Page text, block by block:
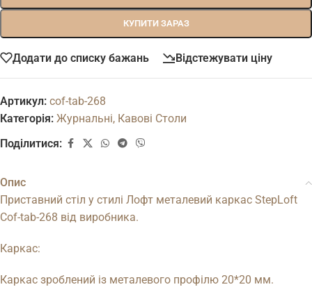
КУПИТИ ЗАРАЗ
Додати до списку бажань Відстежувати ціну
Артикул: cof-tab-268
Категорія: Журнальні, Кавові Столи
Поділитися:
Опис
Приставний стіл у стилі Лофт металевий каркас StepLoft
Cof-tab-268 від виробника.
Каркас:
Каркас зроблений із металевого профілю 20*20 мм.